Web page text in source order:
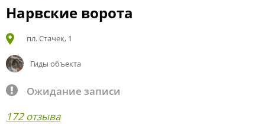
Нарвские ворота
пл. Стачек, 1
Гиды объекта
Ожидание записи
172 отзыва